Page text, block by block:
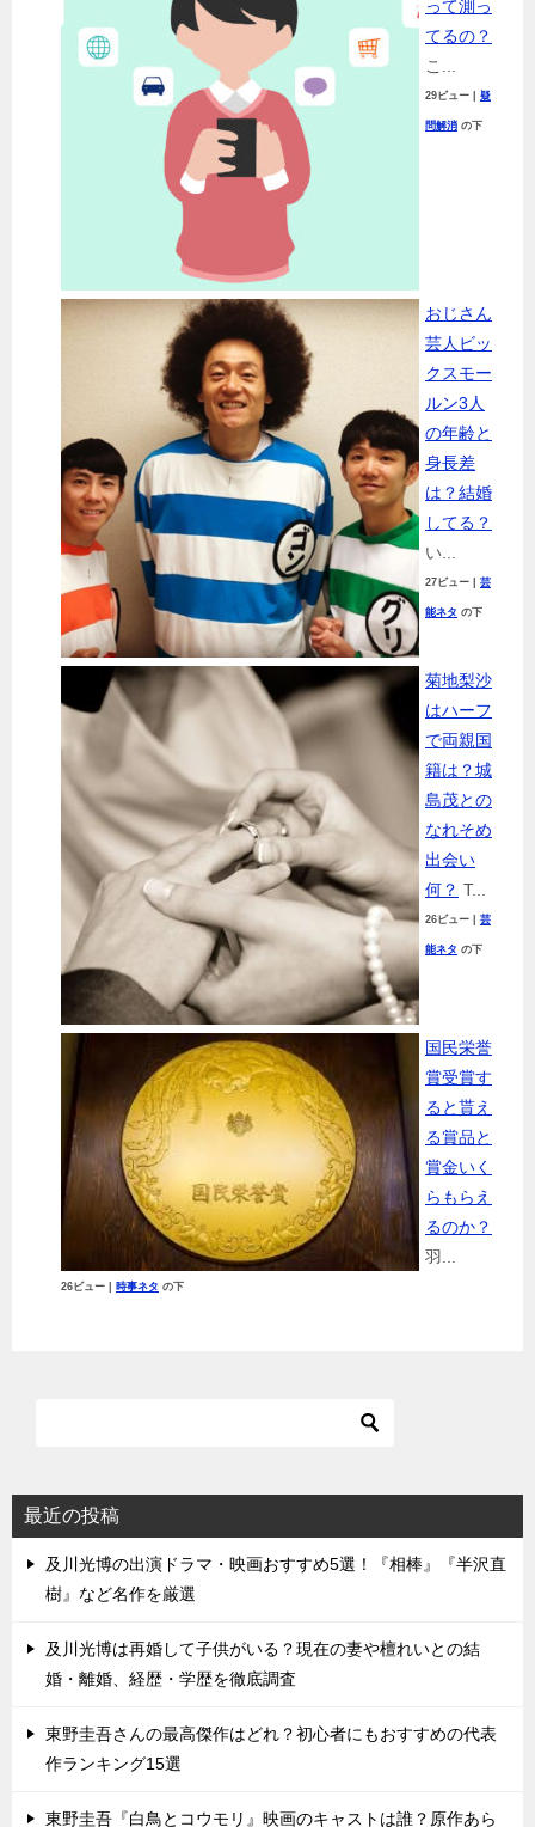
って測っ
てるの？
こ...
29ビュー 疑
問解消 の下
おじさん
芸人ビッ
クスモー
ルン3人
の年齢と
身長差
は？結婚
してる？
い...
27ビュー 芸
能ネタ の下
菊地梨沙
はハーフ
で両親国
籍は？城
島茂との
なれそめ
出会い
何？ T...
26ビュー 芸
能ネタ の下
国民栄誉
賞受賞す
ると貰え
る賞品と
賞金いく
らもらえ
るのか？
羽...
26ビュー 時事ネタ の下
最近の投稿
及川光博の出演ドラマ・映画おすすめ5選！『相棒』『半沢直
樹』など名作を厳選
及川光博は再婚して子供がいる？現在の妻や檀れいとの結
婚・離婚、経歴・学歴を徹底調査
東野圭吾さんの最高傑作はどれ？初心者にもおすすめの代表
作ランキング15選
東野圭吾『白鳥とコウモリ』映画のキャストは誰？原作あら